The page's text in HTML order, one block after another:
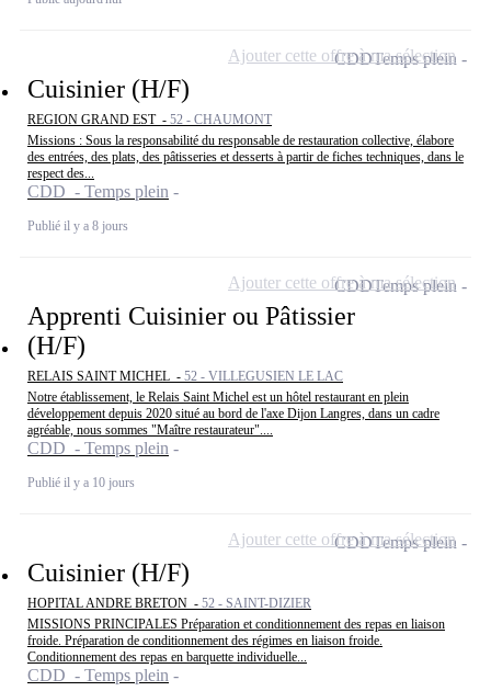
Cuisinier (H/F)
REGION GRAND EST - 52 - CHAUMONT
Missions : Sous la responsabilité du responsable de restauration collective, élabore
des entrées, des plats, des pâtisseries et desserts à partir de fiches techniques, dans le
respect des...
CDD - Temps plein
Publié il y a 8 jours
CDDTemps plein
Ajouter cette offre à ma sélection
Apprenti Cuisinier ou Pâtissier
(H/F)
RELAIS SAINT MICHEL - 52 - VILLEGUSIEN LE LAC
Notre établissement, le Relais Saint Michel est un hôtel restaurant en plein
développement depuis 2020 situé au bord de l'axe Dijon Langres, dans un cadre
agréable, nous sommes "Maître restaurateur"....
CDD - Temps plein
Publié il y a 10 jours
CDDTemps plein
Ajouter cette offre à ma sélection
Cuisinier (H/F)
HOPITAL ANDRE BRETON - 52 - SAINT-DIZIER
MISSIONS PRINCIPALES Préparation et conditionnement des repas en liaison
froide. Préparation de conditionnement des régimes en liaison froide.
Conditionnement des repas en barquette individuelle...
CDD - Temps plein
CDDTemps plein
Ajouter cette offre à ma sélection